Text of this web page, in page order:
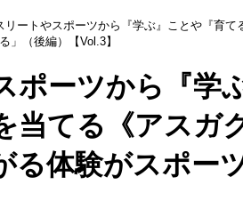
リートやスポーツから『学ぶ』ことや『育
」（後編）【Vol.3】
ポーツから『学
当てる《アスガ
る体験がスポー